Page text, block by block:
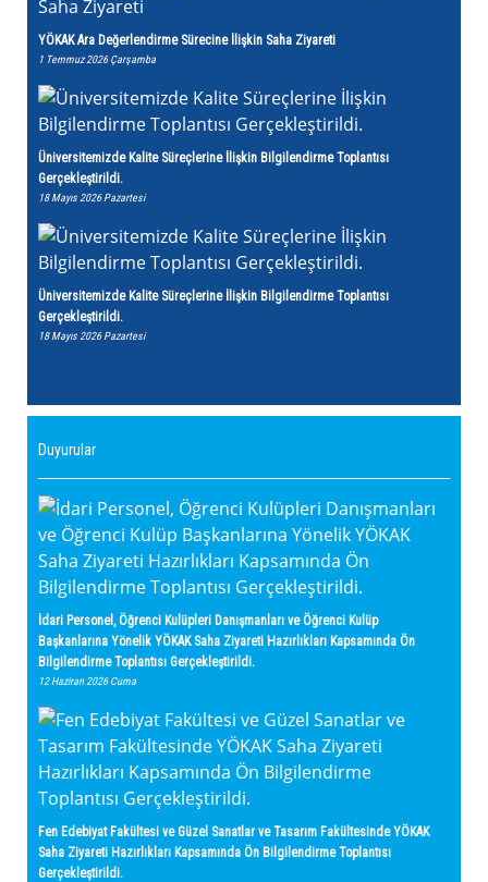
YÖKAK Ara Değerlendirme Sürecine İlişkin Saha Ziyareti
1 Temmuz 2026 Çarşamba
Üniversitemizde Kalite Süreçlerine İlişkin Bilgilendirme Toplantısı
Gerçekleştirildi.
18 Mayıs 2026 Pazartesi
Üniversitemizde Kalite Süreçlerine İlişkin Bilgilendirme Toplantısı
Gerçekleştirildi.
18 Mayıs 2026 Pazartesi
Duyurular
İdari Personel, Öğrenci Kulüpleri Danışmanları ve Öğrenci Kulüp
Başkanlarına Yönelik YÖKAK Saha Ziyareti Hazırlıkları Kapsamında Ön
Bilgilendirme Toplantısı Gerçekleştirildi.
12 Haziran 2026 Cuma
Fen Edebiyat Fakültesi ve Güzel Sanatlar ve Tasarım Fakültesinde YÖKAK
Saha Ziyareti Hazırlıkları Kapsamında Ön Bilgilendirme Toplantısı
Gerçekleştirildi.